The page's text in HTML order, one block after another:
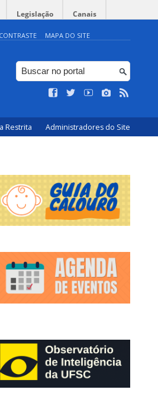
Legislação Canais
MAPA DO SITE
Restrita Administradores do Site